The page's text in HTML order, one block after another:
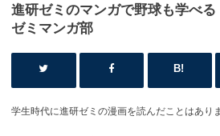
進研ゼミのマンガで野球も学べ
ゼミマンガ部
学生時代に進研ゼミの漫画を読んだことはあり